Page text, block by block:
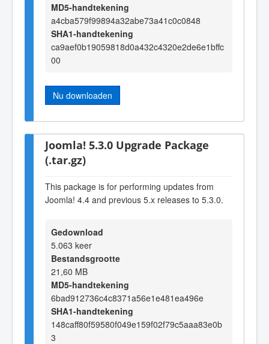
MD5-handtekening
a4cba579f99894a32abe73a41c0c0848
SHA1-handtekening
ca9aef0b19059818d0a432c4320e2de6e1bffc
00
Nu downloaden
Joomla! 5.3.0 Upgrade Package
(.tar.gz)
This package is for performing updates from
Joomla! 4.4 and previous 5.x releases to 5.3.0.
Gedownload
5.063 keer
Bestandsgrootte
21,60 MB
MD5-handtekening
6bad912736c4c8371a56e1e481ea496e
SHA1-handtekening
148caff80f59580f049e159f02f79c5aaa83e0b
3